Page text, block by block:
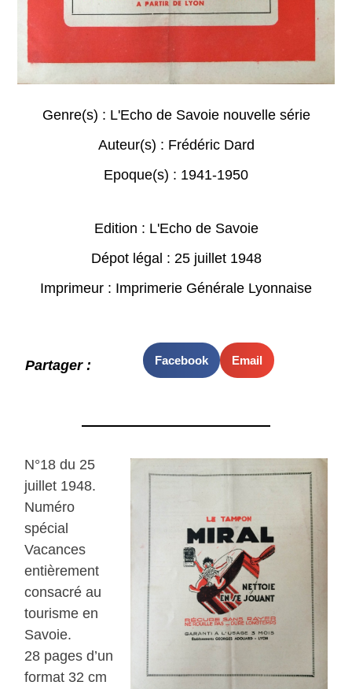
Genre(s) : L'Echo de Savoie nouvelle série
Auteur(s) : Frédéric Dard
Epoque(s) : 1941-1950
Edition : L'Echo de Savoie
Dépot légal : 25 juillet 1948
Imprimeur : Imprimerie Générale Lyonnaise
Partager : Facebook Email
N°18 du 25
juillet 1948.
Numéro
spécial
Vacances
entièrement
consacré au
tourisme en
Savoie.
28 pages d’un
format 32 cm